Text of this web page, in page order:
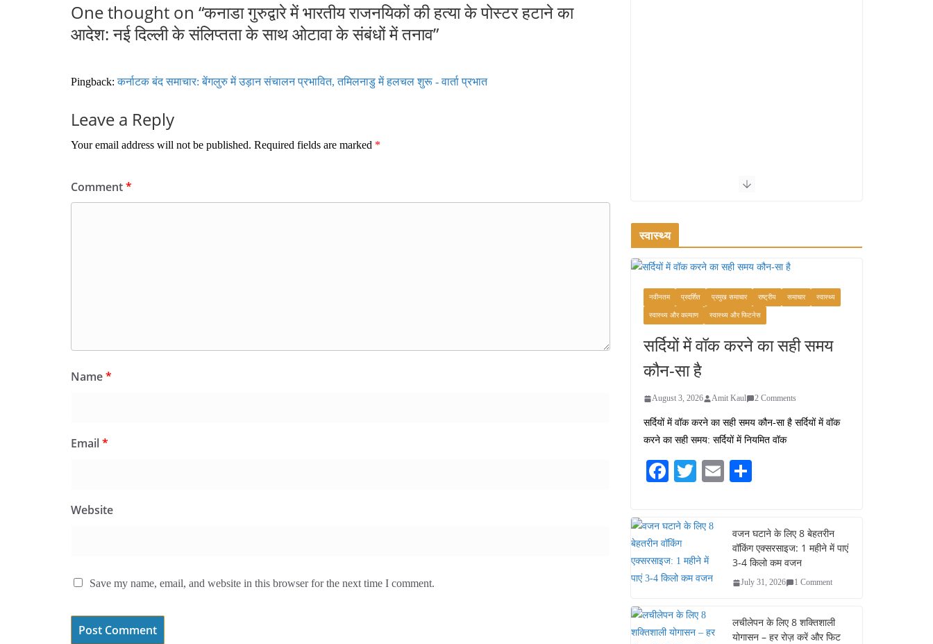
One thought on “कनाडा गुरुद्वारे में भारतीय राजनयिकों की हत्या के पोस्टर हटाने का
आदेश: नई दिल्ली के संलिप्तता के साथ ओटावा के संबंधों में तनाव”
Pingback:कर्नाटक बंद समाचार: बेंगलुरु में उड़ान संचालन प्रभावित, तमिलनाडु में हलचल शुरू - वार्ता प्रभात
Leave a Reply
Your email address will not be published. Required fields are marked *
Comment*
Name*
Email*
Website
Save my name, email, and website in this browser for the next time I comment.
स्वास्थ्य
नवीनतम प्रदर्शित प्रमुख समाचार राष्ट्रीय समाचार स्वास्थ्य
स्वास्थ्य और कल्याण स्वास्थ्य और फिटनेस
सर्दियों में वॉक करने का सही समय
कौन-सा है
August 3, 2026 Amit Kaul 2 Comments
सर्दियों में वॉक करने का सही समय कौन-सा है सर्दियों में वॉक
करने का सही समय: सर्दियों में नियमित वॉक
Fa
bo
ok
T
tte
r
E
वजन घटाने के लिए 8 बेहतरीन
वॉकिंग एक्सरसाइज: 1 महीने में पाएं
3-4 किलो कम वजन
July 31, 2026 1 Comment
लचीलेपन के लिए 8 शक्तिशाली
योगासन – हर रोज़ करें और फिट